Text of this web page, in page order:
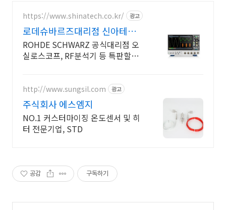
https://www.shinatech.co.kr/ 광고
로데슈바르즈대리점 신아테크
특판 44% 할인 프로모션중
ROHDE SCHWARZ 공식대리점 오
실로스코프, RF분석기 등 특판할인
http://www.sungsil.com 광고
주식회사 에스엠지
NO.1 커스터마이징 온도센서 및 히
터 전문기업, STD
공감 구독하기